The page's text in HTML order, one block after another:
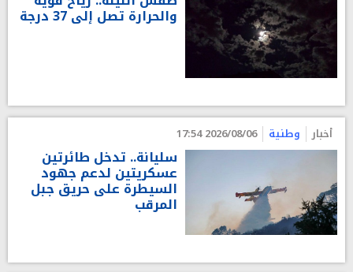
والحرارة تصل إلى 37 درجة
أخبار وطنية 2026/08/06 17:54
سليانة.. تدخل طائرتين
عسكريتين لدعم جهود
السيطرة على حريق جبل
المرقب